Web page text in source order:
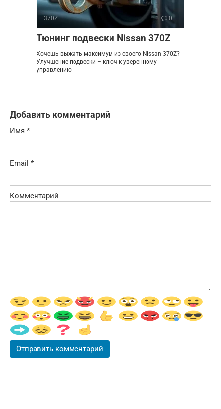
370Z 0
Тюнинг подвески Nissan 370Z
Хочешь выжать максимум из своего Nissan 370Z?
Улучшение подвески – ключ к уверенному
управлению
Добавить комментарий
Имя *
Email *
Комментарий